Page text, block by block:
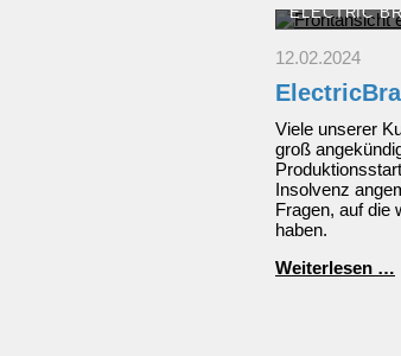
ELECTRIC
12.02.2024
Viele unserer
groß
Insolvenz
Fragen, auf die
haben.
Weiterlesen …